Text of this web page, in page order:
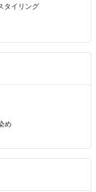
なし簡易梱包で構いま
タイリング
め